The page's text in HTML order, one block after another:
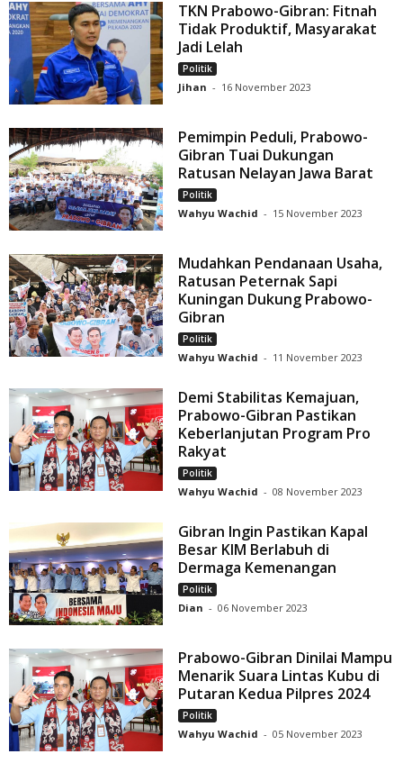
TKN Prabowo-Gibran: Fitnah
Tidak Produktif, Masyarakat
Jadi Lelah
Politik
Jihan - 16 November 2023
Pemimpin Peduli, Prabowo-
Gibran Tuai Dukungan
Ratusan Nelayan Jawa Barat
Politik
Wahyu Wachid - 15 November 2023
Mudahkan Pendanaan Usaha,
Ratusan Peternak Sapi
Kuningan Dukung Prabowo-
Gibran
Politik
Wahyu Wachid - 11 November 2023
Demi Stabilitas Kemajuan,
Prabowo-Gibran Pastikan
Keberlanjutan Program Pro
Rakyat
Politik
Wahyu Wachid - 08 November 2023
Gibran Ingin Pastikan Kapal
Besar KIM Berlabuh di
Dermaga Kemenangan
Politik
Dian - 06 November 2023
Prabowo-Gibran Dinilai Mampu
Menarik Suara Lintas Kubu di
Putaran Kedua Pilpres 2024
Politik
Wahyu Wachid - 05 November 2023